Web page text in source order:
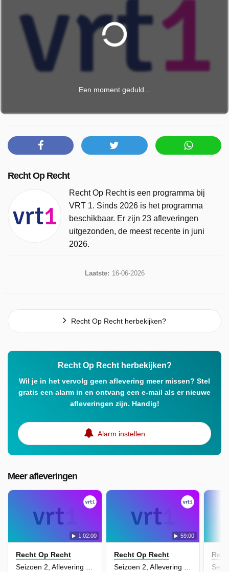
Een moment geduld...
Recht Op Recht
Recht Op Recht is een programma bij
VRT 1. Sinds 2026 is het programma
beschikbaar. Er zijn 23 afleveringen
uitgezonden, de meest recente in juni
2026.
Laatste: 16-06-2026
Recht Op Recht herbekijken?
Recht Op Recht herbekijken?
Wil je in het vervolg geen aflevering meer missen? Stel
gratis een alarm in en ontvang een e-mail als er nieuwe
afleveringen zijn. Handig!
Alarm instellen
Meer afleveringen
1:02:00
Recht Op Recht
Seizoen 2, Aflevering 5 - Soft/Hard
59:00
Recht Op Recht
Seizoen 2, Aflevering 4 - Huisje, Tuintje, Kindje